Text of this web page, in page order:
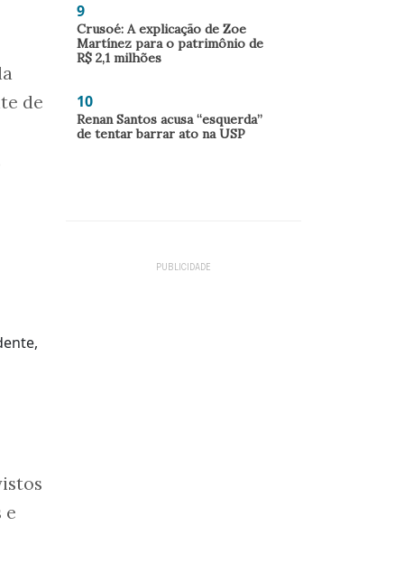
de
e
9
Crusoé: A explicação de Zoe
Martínez para o patrimônio de
R$ 2,1 milhões
10
Renan Santos acusa “esquerda”
de tentar barrar ato na USP